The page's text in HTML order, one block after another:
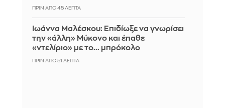
ΠΡΙΝ ΑΠΌ 45 ΛΕΠΤΆ
Ιωάννα Μαλέσκου: Επιδίωξε να γνωρίσει
την «άλλη» Μύκονο και έπαθε
«ντελίριο» με το... μπρόκολο
ΠΡΙΝ ΑΠΌ 51 ΛΕΠΤΆ